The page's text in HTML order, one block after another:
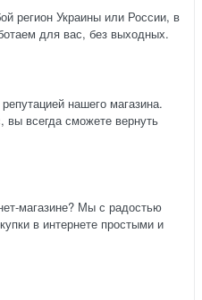
регион Украины или России, в
для вас, без выходных.
нашего магазина.
вы всегда сможете вернуть
магазине? Мы с радостью
в интернете простыми и